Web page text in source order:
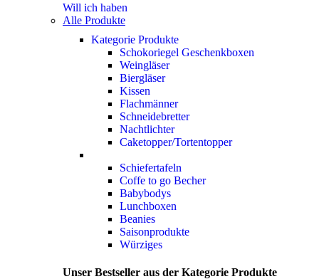
Will ich haben
Alle Produkte
Kategorie Produkte
Schokoriegel Geschenkboxen
Weingläser
Biergläser
Kissen
Flachmänner
Schneidebretter
Nachtlichter
Caketopper/Tortentopper
Schiefertafeln
Coffe to go Becher
Babybodys
Lunchboxen
Beanies
Saisonprodukte
Würziges
Unser Bestseller aus der Kategorie Produkte